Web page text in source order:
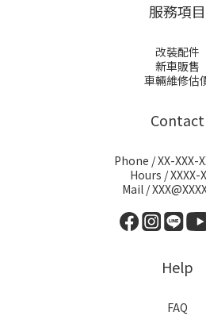
服務項目
改裝配件
新車販售
車輛維修估
Contact
Phone / XX-XXX-
Hours / XXXX-
Mail /
Help
FAQ